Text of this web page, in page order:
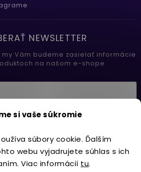
si vaše súkromie
súbory cookie. Ďalším
webu vyjadrujete súhlas s ich
Viac informácií tu.
NEWSLETTER
Vám budeme zasielať informácie
na našom e-shope.
Prihlásiť sa